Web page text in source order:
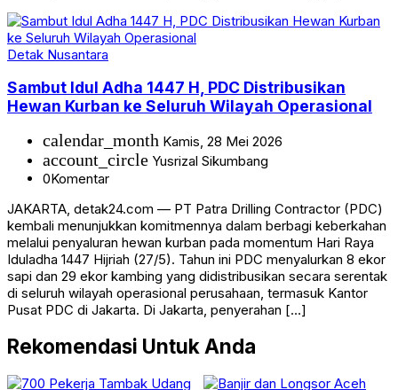
Detak Nusantara
Sambut Idul Adha 1447 H, PDC Distribusikan
Hewan Kurban ke Seluruh Wilayah Operasional
calendar_month Kamis, 28 Mei 2026
account_circle Yusrizal Sikumbang
0Komentar
JAKARTA, detak24.com — PT Patra Drilling Contractor (PDC)
kembali menunjukkan komitmennya dalam berbagi keberkahan
melalui penyaluran hewan kurban pada momentum Hari Raya
Iduladha 1447 Hijriah (27/5). Tahun ini PDC menyalurkan 8 ekor
sapi dan 29 ekor kambing yang didistribusikan secara serentak
di seluruh wilayah operasional perusahaan, termasuk Kantor
Pusat PDC di Jakarta. Di Jakarta, penyerahan […]
Rekomendasi Untuk Anda